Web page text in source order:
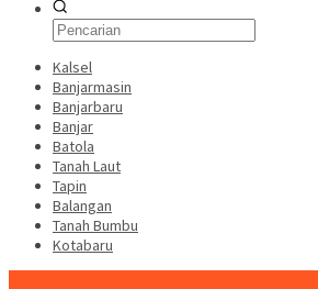
Kalsel
Banjarmasin
Banjarbaru
Banjar
Batola
Tanah Laut
Tapin
Balangan
Tanah Bumbu
Kotabaru